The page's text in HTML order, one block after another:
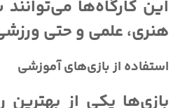
این کارگاه‌ها
هنری، علمی و حتی
استفاده از بازی‌های آموزشی
بازی‌ها یکی از